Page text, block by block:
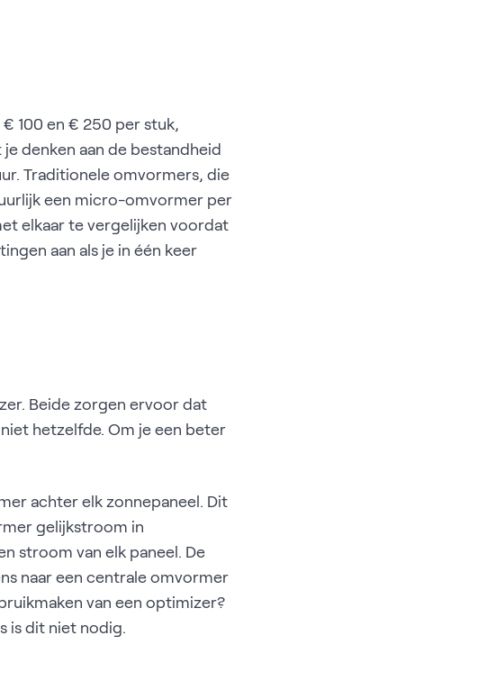
100 en € 250 per stuk,
denken aan de bestandheid
Traditionele omvormers, die
een micro-omvormer per
elkaar te vergelijken voordat
aan als je in één keer
Beide zorgen ervoor dat
hetzelfde. Om je een beter
achter elk zonnepaneel. Dit
gelijkstroom in
stroom van elk paneel. De
naar een centrale omvormer
van een optimizer?
is dit niet nodig.